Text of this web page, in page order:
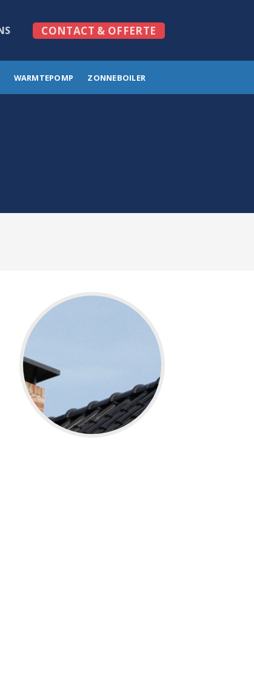
CONTACT & OFFERTE
WARMTEPOMP ZONNEBOILER